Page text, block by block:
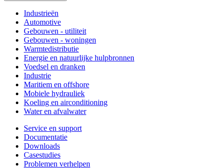
Industrieën
Automotive
Gebouwen - utiliteit
Gebouwen - woningen
Warmtedistributie
Energie en natuurlijke hulpbronnen
Voedsel en dranken
Industrie
Maritiem en offshore
Mobiele hydrauliek
Koeling en airconditioning
Water en afvalwater
Service en support
Documentatie
Downloads
Casestudies
Problemen verhelpen